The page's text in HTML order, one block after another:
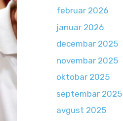
februar 2026
januar 2026
decembar 2025
novembar 2025
oktobar 2025
septembar 2025
avgust 2025